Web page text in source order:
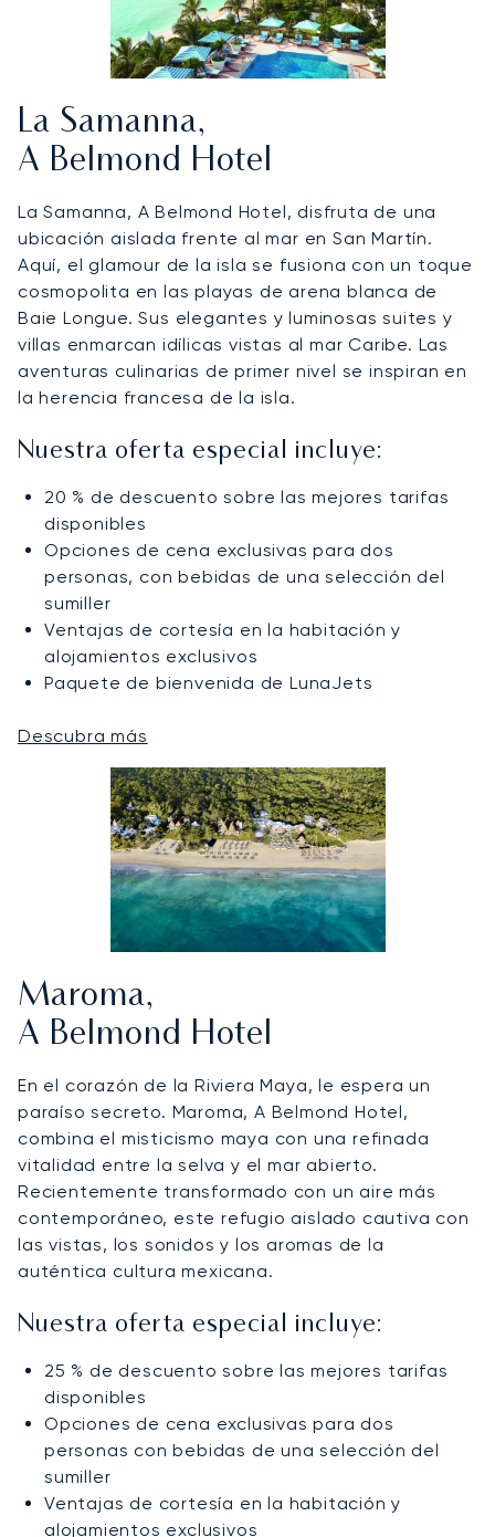
La Samanna,
A Belmond Hotel
La Samanna, A Belmond Hotel, disfruta de una
ubicación aislada frente al mar en San Martín.
Aquí, el glamour de la isla se fusiona con un toque
cosmopolita en las playas de arena blanca de
Baie Longue. Sus elegantes y luminosas suites y
villas enmarcan idílicas vistas al mar Caribe. Las
aventuras culinarias de primer nivel se inspiran en
la herencia francesa de la isla.
Nuestra oferta especial incluye:
20 % de descuento sobre las mejores tarifas
disponibles
Opciones de cena exclusivas para dos
personas, con bebidas de una selección del
sumiller
Ventajas de cortesía en la habitación y
alojamientos exclusivos
Paquete de bienvenida de LunaJets
Descubra más
Maroma,
A Belmond Hotel
En el corazón de la Riviera Maya, le espera un
paraíso secreto. Maroma, A Belmond Hotel,
combina el misticismo maya con una refinada
vitalidad entre la selva y el mar abierto.
Recientemente transformado con un aire más
contemporáneo, este refugio aislado cautiva con
las vistas, los sonidos y los aromas de la
auténtica cultura mexicana.
Nuestra oferta especial incluye:
25 % de descuento sobre las mejores tarifas
disponibles
Opciones de cena exclusivas para dos
personas con bebidas de una selección del
sumiller
Ventajas de cortesía en la habitación y
alojamientos exclusivos